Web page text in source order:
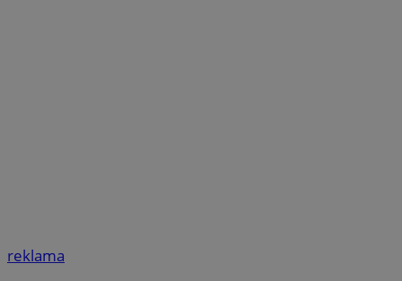
reklama